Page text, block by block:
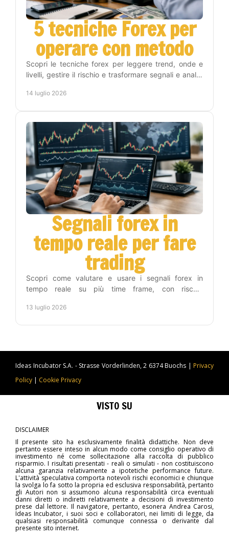
5 tecniche Forex per
operare con metodo
Scopri le tecniche forex per leggere trend, onde e
livelli, gestire il rischio e trasformare segnali e analisi
14 luglio 2026
Segnali forex in
tempo reale per fare
trading
Scopri come valutare e usare i segnali forex in
tempo reale su più time frame, con rischio
lavora.
13 luglio 2026
Ideas Incubator S.A. - Strasse Vorderlinden, 2 6374 Buochs | Privacy
Policy | Cookie Privacy
VISTO SU
DISCLAIMER
Il presente sito ha esclusivamente finalità didattiche. Non deve
pertanto essere inteso in alcun modo come consiglio operativo di
investimento né come sollecitazione alla raccolta di pubblico
risparmio. I risultati presentati - reali o simulati - non costituiscono
alcuna garanzia relativamente a ipotetiche performance future.
L'attività speculativa comporta notevoli rischi economici e chiunque
la svolga lo fa sotto la propria ed esclusiva responsabilità, pertanto
gli Autori non si assumono alcuna responsabilità circa eventuali
danni diretti o indiretti relativamente a decisioni di investimento
prese dal lettore. Il navigatore, pertanto, esonera Andrea Carosi,
Ideas Incubator, i suoi soci e collaboratori, nei limiti di legge, da
qualsiasi responsabilità comunque connessa o derivante dal
presente sito internet.